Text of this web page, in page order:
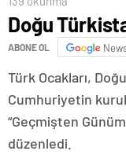
Doğu
ABONE OL
Türk Ocakları,
Cumhuriyetin
“Geçmişten
düzenledi.